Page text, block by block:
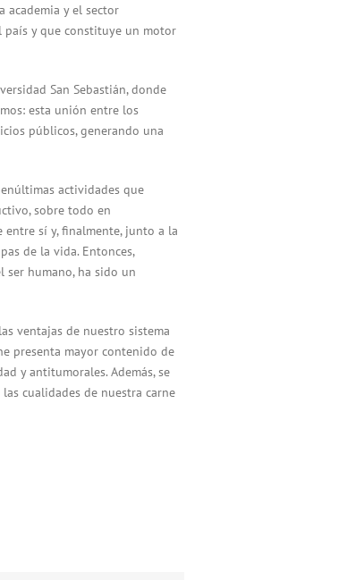
academia y el sector
y que constituye un motor
San Sebastián, donde
esta unión entre los
públicos, generando una
actividades que
sobre todo en
entre sí y, finalmente, junto a la
de la vida. Entonces,
ser humano, ha sido un
ventajas de nuestro sistema
presenta mayor contenido de
y antitumorales. Además, se
cualidades de nuestra carne